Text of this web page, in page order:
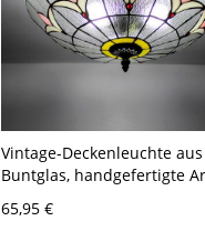
Vintage-Deckenleuchte aus
Buntglas, handgefertigte
Transparenz 110V-120V
65,95 €